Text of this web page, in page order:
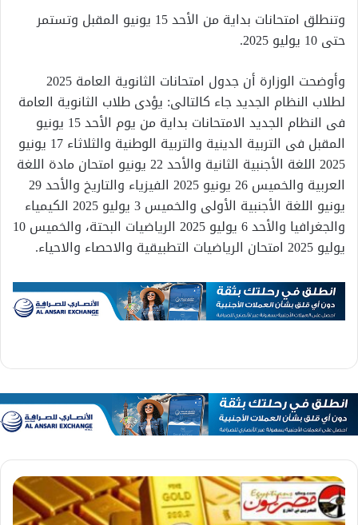
وتنطلق امتحانات بداية من الأحد 15 يونيو المقبل وتستمر
حتى 10 يوليو 2025.
وأوضحت الوزارة أن جدول امتحانات الثانوية العامة 2025
لطلاب النظام الجديد جاء كالتالى: يؤدى طلاب الثانوية العامة
فى النظام الجديد الامتحانات بداية من يوم الأحد 15 يونيو
المقبل فى التربية الدينية والتربية الوطنية والثلاثاء 17 يونيو
2025 اللغة الأجنبية الثانية والأحد 22 يونيو امتحان مادة اللغة
العربية والخميس 26 يونيو 2025 الفيزياء والتاريخ والأحد 29
يونيو اللغة الأجنبية الأولى والخميس 3 يوليو 2025 الكيمياء
والجغرافيا والأحد 6 يوليو 2025 الرياضيات البحتة، والخميس 10
يوليو 2025 امتحان الرياضيات التطبيقية والاحصاء والاحياء.